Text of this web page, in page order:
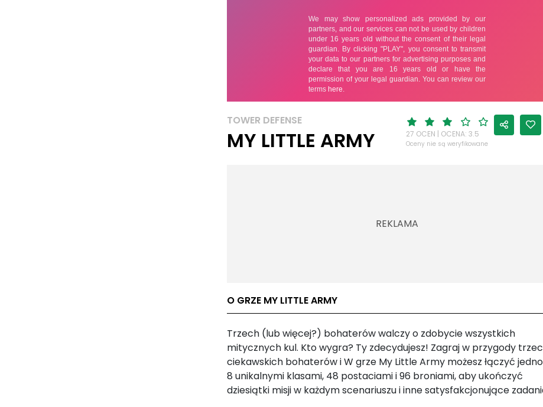
TOWER DEFENSE
MY LITTLE ARMY 27 OCEN | OCENA: 3.5
Oceny nie są weryfikowane
O GRZE MY LITTLE ARMY
Trzech (lub więcej?) bohaterów walczy o zdobycie wszystkich
mitycznych kul. Kto wygra? Ty zdecydujesz! Zagraj w przygody
ciekawskich bohaterów i W grze My Little Army możesz łączyć
8 unikalnymi klasami, 48 postaciami i 96 broniami, aby ukończyć
dziesiątki misji w każdym scenariuszu i inne satysfakcjonujące